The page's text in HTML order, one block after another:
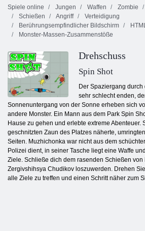
Spiele online
Jungen Waffen Zombie
Schießen
Angriff
Verteidigung
Berührungsempfindlicher Bildschirm
Monster-Massen-Zusammenstöße
Drehschuss
Spin Shot
Der Spaziergang
sehr schlecht enden,
Sonnenuntergang von der Sonne erheben sich
andere Monster. Ein Mann aus dem Park Spin
Hause zu gehen und erlebte extreme Abenteuer.
geschnitzten Zaun des Platzes näherte,
Seiten. Muzhichonka war nicht aus dem
Polizei dient, in seiner Tasche liegt eine Waffe
Ziele. Schließe dich dem rasenden Schießen
Zergivshihsya Chudikov loszuwerden. Drehen
alle Ziele zu treffen und einen Schritt näher zum